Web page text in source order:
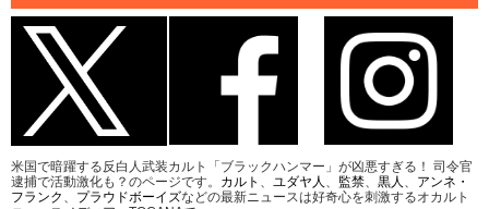
米国で暗躍する反白人武装カルト「ブラックハンマー」が凶悪すぎる！ 司令官
逮捕で活動激化も？のページです。 カルト 、 ユダヤ人 、 監禁、 黒人 、 アンネ・
フランク 、 プラウドボーイズなどの最新ニュースは好奇心を刺激するオカルト